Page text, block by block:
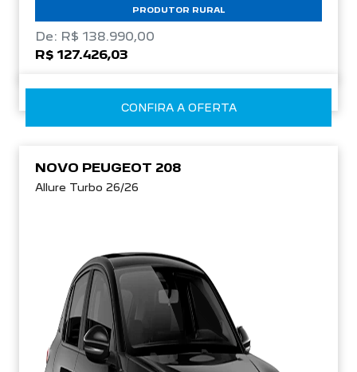
PRODUTOR RURAL
De: R$ 138.990,00
R$ 127.426,03
CONFIRA A OFERTA
NOVO PEUGEOT 208
Allure Turbo 26/26